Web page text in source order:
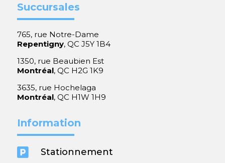
Succursales
765, rue Notre-Dame
Repentigny, QC J5Y 1B4
1350, rue Beaubien Est
Montréal, QC H2G 1K9
3635, rue Hochelaga
Montréal, QC H1W 1H9
Information
 Stationnement